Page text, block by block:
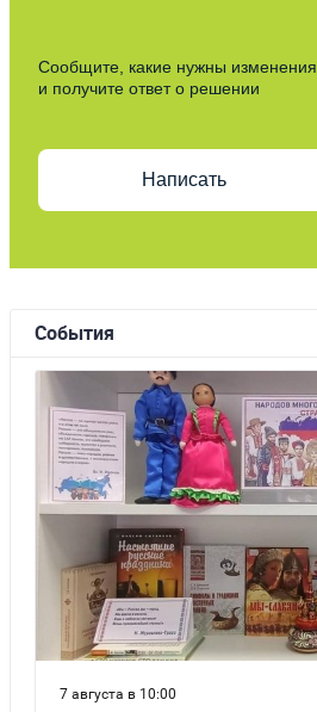
Сообщите, какие нужны изменения
и получите ответ о решении
Написать